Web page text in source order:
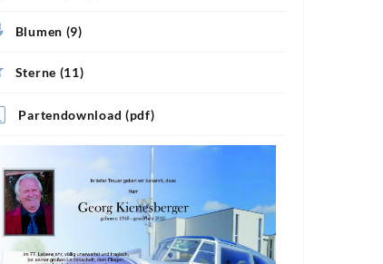
Blumen (9)
Sterne (11)
Partendownload (pdf)